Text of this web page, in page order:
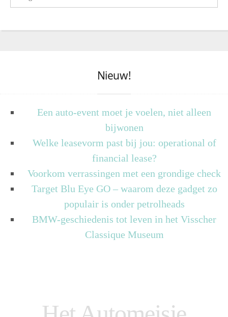
Nieuw!
Een auto-event moet je voelen, niet alleen
bijwonen
Welke leasevorm past bij jou: operational of
financial lease?
Voorkom verrassingen met een grondige check
Target Blu Eye GO – waarom deze gadget zo
populair is onder petrolheads
BMW-geschiedenis tot leven in het Visscher
Classique Museum